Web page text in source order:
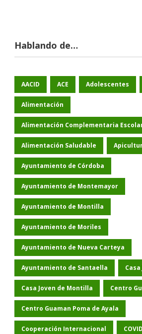
Hablando de…
AACID ACE Adolescentes
Alimentación
Alimentación Complementaria
Alimentación Saludable
Ayuntamiento de Córdoba
Ayuntamiento de Montemayor
Ayuntamiento de Montilla
Ayuntamiento de Moriles
Ayuntamiento de Nueva Carteya
Ayuntamiento de Santaella Casa
Casa Joven de Montilla Centro
Centro Guaman Poma de Ayala
Cooperación Internacional